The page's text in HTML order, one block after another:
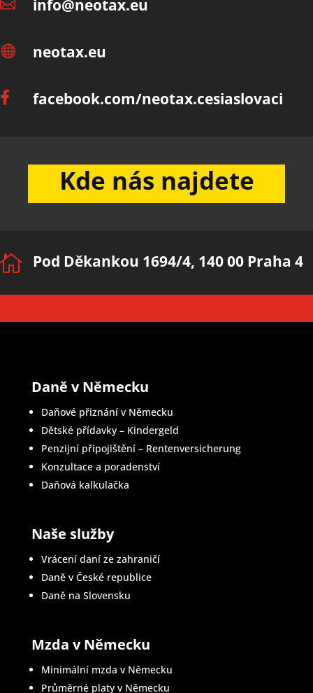
 info@neotax.eu
 neotax.eu
 facebook.com/neotax.cesiaslovaci
Kde nás najdete
 Pod Děkankou 1694/4, 140 00 Praha 4
Daně v Německu
Daňové přiznání v Německu
Dětské přídavky – Kindergeld
Penzijní připojištění – Rentenversicherung
Konzultace a poradenství
Daňová kalkulačka
Naše služby
Vrácení daní ze zahraničí
Daně v České republice
Daně na Slovensku
Mzda v Německu
Minimální mzda v Německu
Průměrné platy v Německu